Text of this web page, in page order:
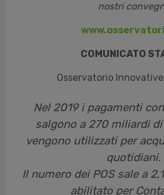
nostri
COMUNICATO
Osservatorio
Nel 2019 i pagamenti
salgono a 270 miliardi di
vengono utilizzati per
quotidiani.
Il numero dei POS sale a
abilitato per